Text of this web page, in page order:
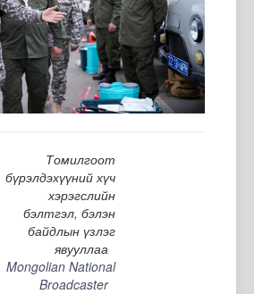
Томилгоот
бүрэлдэхүүний хүч
хэрэгслийн
бэлтгэл, бэлэн
байдлын үзлэг
явууллаа
Mongolian National
Broadcaster